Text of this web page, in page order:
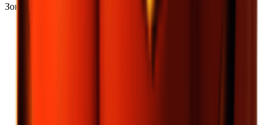
Зона бури B4